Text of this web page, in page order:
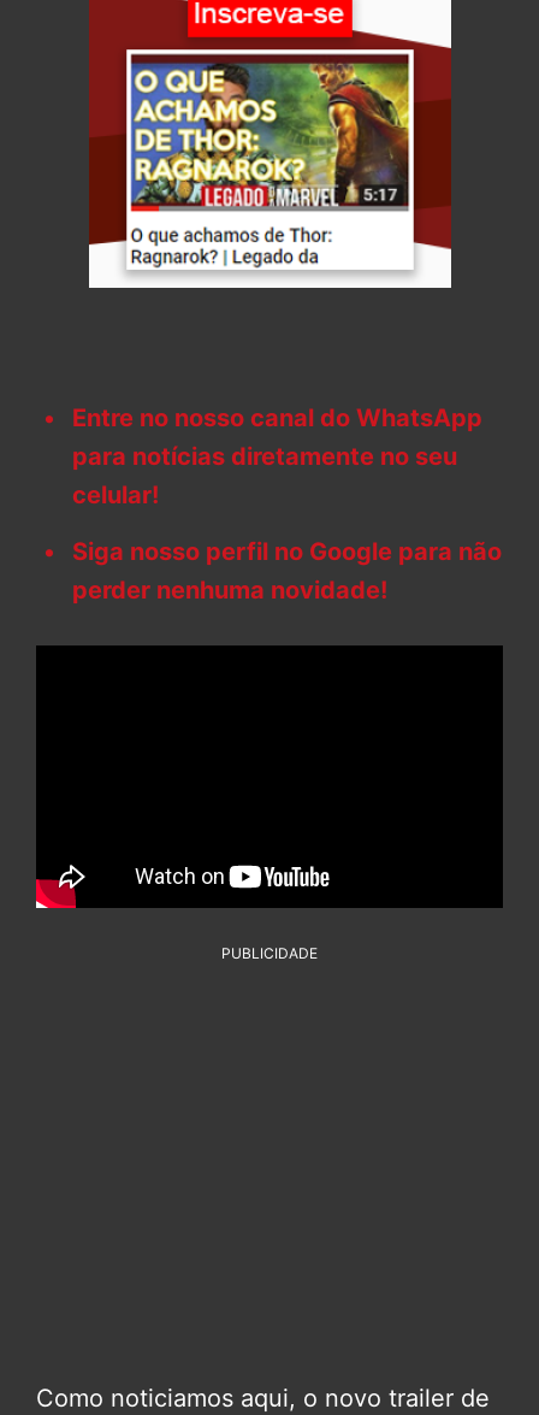
Entre no nosso canal do WhatsApp
para notícias diretamente no seu
celular!
Siga nosso perfil no Google para não
perder nenhuma novidade!
PUBLICIDADE
Como noticiamos aqui, o novo trailer de